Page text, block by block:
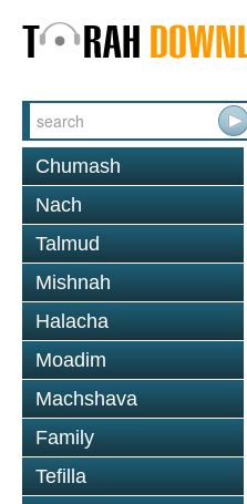
Chumash
Nach
Talmud
Mishnah
Halacha
Moadim
Machshava
Family
Tefilla